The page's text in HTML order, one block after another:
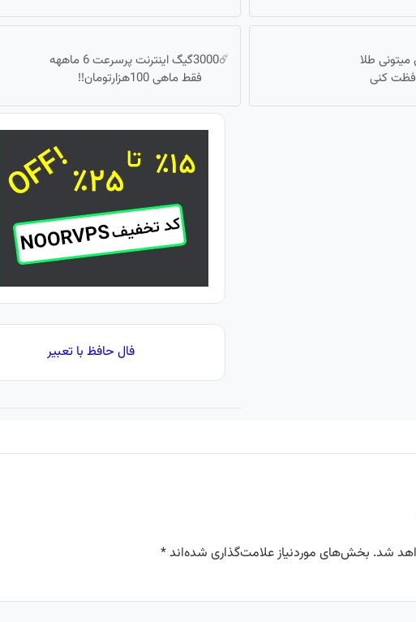
میتونی طلا
کنی
☄️3000گیگ اینترنت پرسرعت 6 ماههه
فقط ماهی 100هزارتومان!!
فال حافظ با تعبیر
شد. بخش‌های موردنیاز علامت‌گذاری شده‌اند*